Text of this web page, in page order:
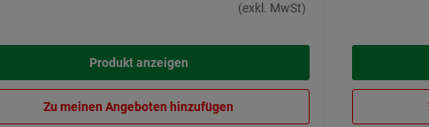
(exkl. MwSt)
Produkt anzeigen
Zu meinen Angeboten hinzufügen